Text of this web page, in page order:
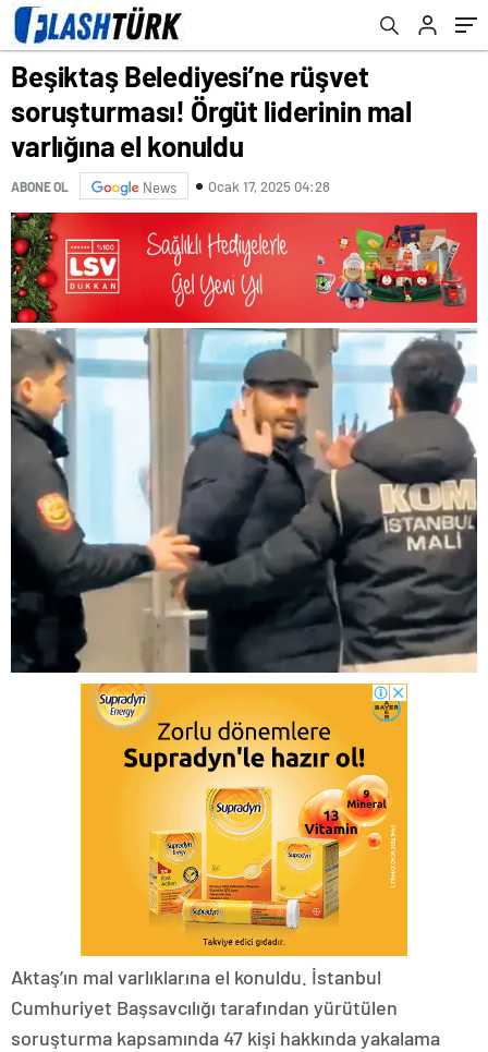
Beşiktaş Belediyesi’ne rüşvet
soruşturması! Örgüt liderinin mal
varlığına el konuldu
ABONE OL News Ocak 17, 2025 04:28
Aktaş’ın mal varlıklarına el konuldu. İstanbul
Cumhuriyet Başsavcılığı tarafından yürütülen
soruşturma kapsamında 47 kişi hakkında yakalama